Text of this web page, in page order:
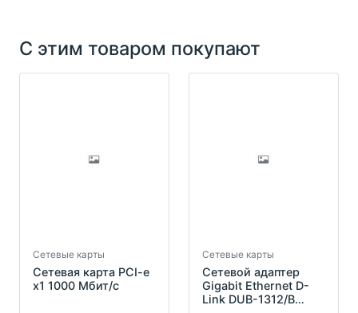
С этим товаром покупают
Сетевые карты
Сетевая карта PCI-e
x1 1000 Мбит/с
Сетевые карты
Сетевой адаптер
Gigabit Ethernet D-
Link DUB-1312/B